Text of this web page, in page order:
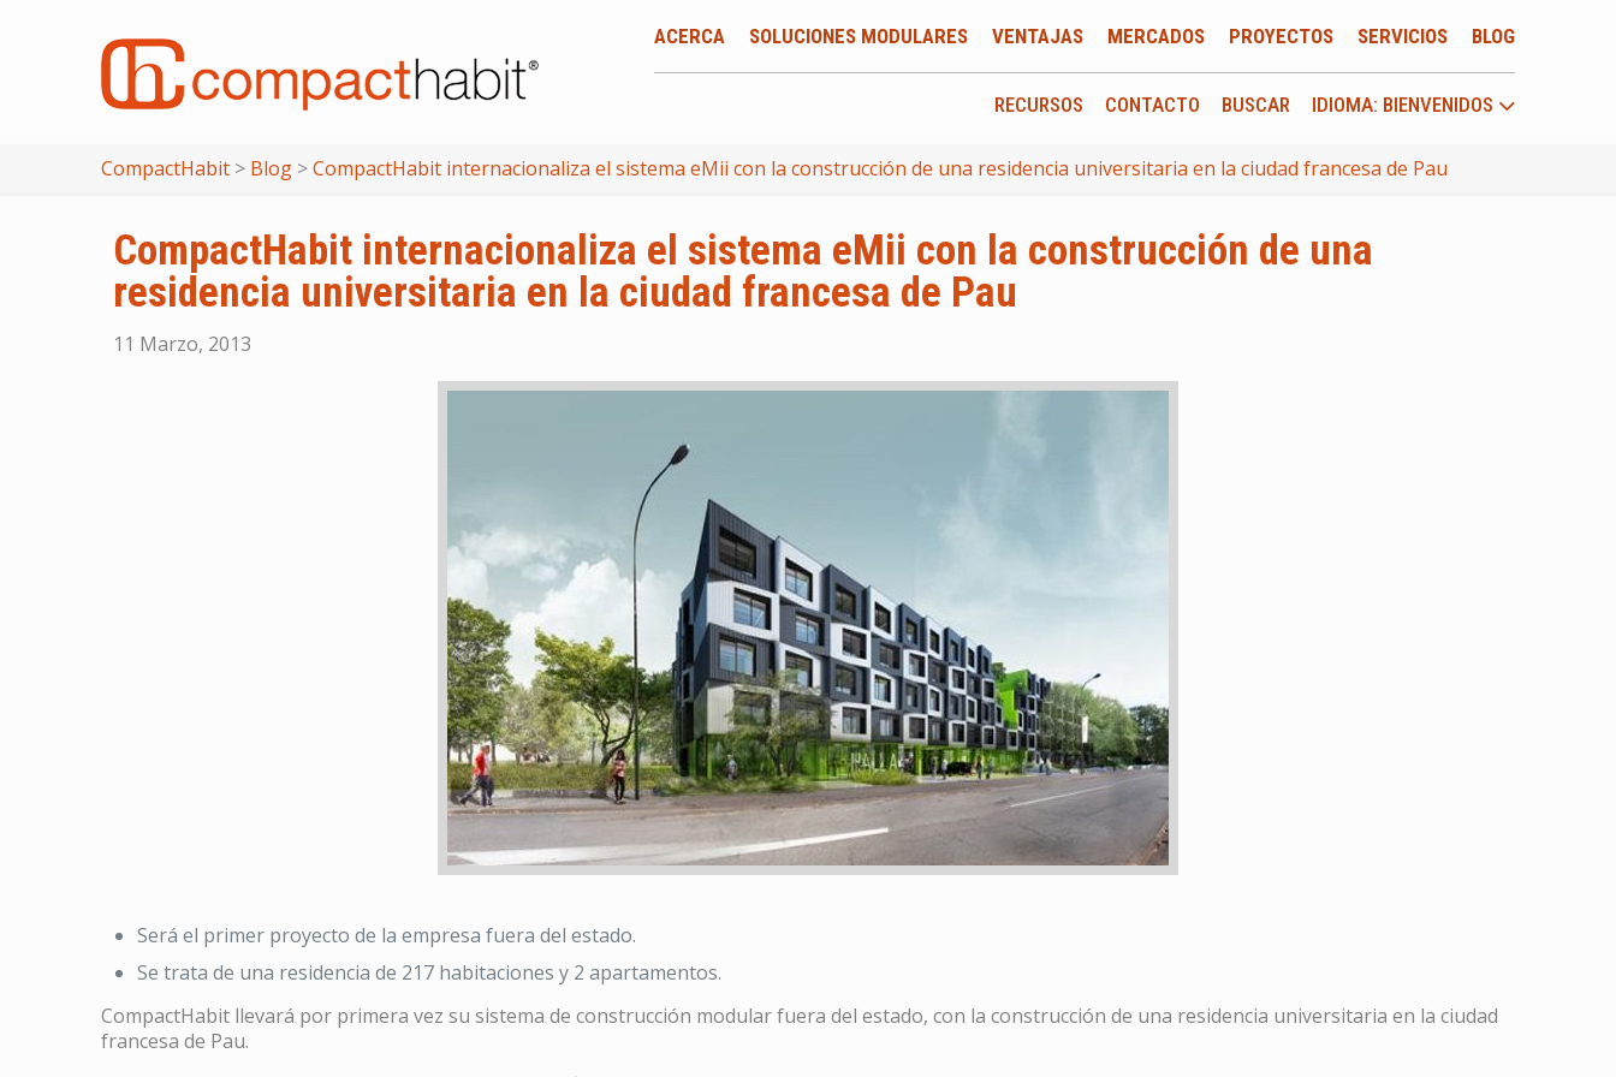
ACERCA SOLUCIONES MODULARES VENTAJAS MERCADOS PROYECTOS SERVICIOS BLOG
RECURSOS CONTACTO BUSCAR IDIOMA: BIENVENIDOS
CompactHabit > Blog >CompactHabit internacionaliza el sistema eMii con la construcción de una residencia universitaria en la ciudad francesa de Pau
CompactHabit internacionaliza el sistema eMii con la construcción de una
residencia universitaria en la ciudad francesa de Pau
11 Marzo, 2013
Será el primer proyecto de la empresa fuera del estado.
Se trata de una residencia de 217 habitaciones y 2 apartamentos.
CompactHabit llevará por primera vez su sistema de construcción modular fuera del estado, con la construcción de una residencia universitaria en la ciudad
francesa de Pau.